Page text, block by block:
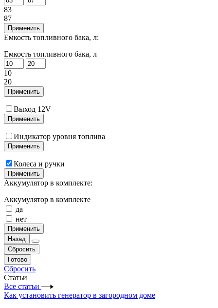
83
87
Применить
Емкость топливного бака, л:
Емкость топливного бака, л
10
20
Применить
Выход 12V
Применить
Индикатор уровня топлива
Применить
Колеса и ручки
Применить
Аккумулятор в комплекте:
Аккумулятор в комплекте
да
нет
Применить
Назад
Сбросить
Готово
Сбросить
Статьи
Все статьи
Как установить генератор в загородном доме